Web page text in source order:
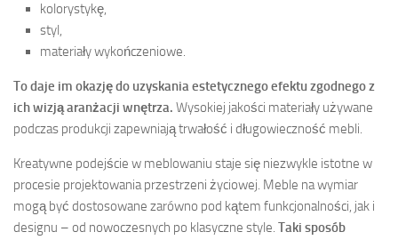
kolorystykę,
styl,
materiały wykończeniowe.
To daje im okazję do uzyskania estetycznego efektu zgodnego z
ich wizją aranżacji wnętrza. Wysokiej jakości materiały używane
podczas produkcji zapewniają trwałość i długowieczność mebli.
Kreatywne podejście w meblowaniu staje się niezwykle istotne w
procesie projektowania przestrzeni życiowej. Meble na wymiar
mogą być dostosowane zarówno pod kątem funkcjonalności, jak i
designu – od nowoczesnych po klasyczne style. Taki sposób